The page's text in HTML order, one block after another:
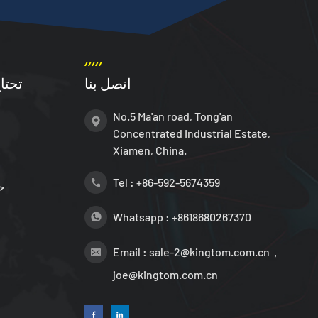
اتصل بنا
No.5 Ma'an road, Tong'an
Concentrated Industrial Estate,
Xiamen, China.
Tel : +86-592-5674359
Whatsapp : +8618680267370
Email : sale-2@kingtom.com.cn，
joe@kingtom.com.cn